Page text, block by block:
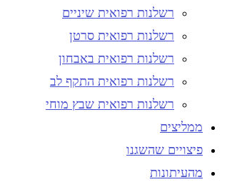
רשלנות רפואית שיניים
רשלנות רפואית סרטן
רשלנות רפואית באבחון
רשלנות רפואית התקף לב
רשלנות רפואית שבץ מוחי
ממליצים
פיצויים שהשגנו
מהעיתונות